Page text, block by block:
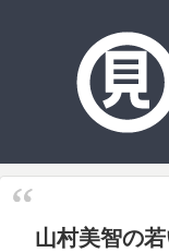
山村美智の